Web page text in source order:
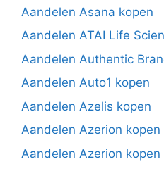
Aandelen Asana kopen
Aandelen ATAI Life
Aandelen Authentic
Aandelen Auto1 kopen
Aandelen Azelis kopen
Aandelen Azerion kopen
Aandelen Azerion kopen